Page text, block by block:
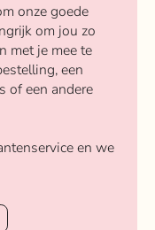
onze goede
om jou zo
met je mee te
een
of een andere
en we